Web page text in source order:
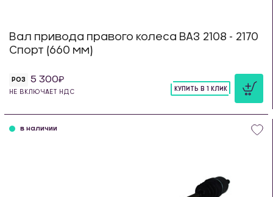
Вал привода правого колеса ВАЗ 2108 - 2170
Спорт (660 мм)
РОЗ 5 300
НЕ ВКЛЮЧАЕТ НДС
КУПИТЬ В 1 КЛИК
в наличии